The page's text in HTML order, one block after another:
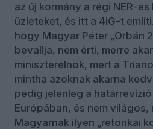
az új kormány a régi NER-
üzleteket, és itt a 4iG-t
hogy Magyar Péter „Orbán
bevallja, nem érti, merre
miniszterelnök, mert a
mintha azoknak akarna
pedig jelenleg a
Európában, és nem világos,
Magyarnak ilyen „retorikai